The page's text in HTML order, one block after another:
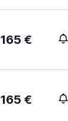
165 €
165 €